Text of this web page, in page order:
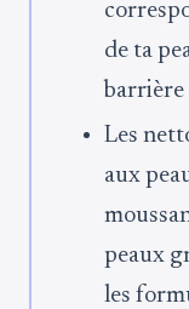
de ta
barrière
Les
aux
peaux
les